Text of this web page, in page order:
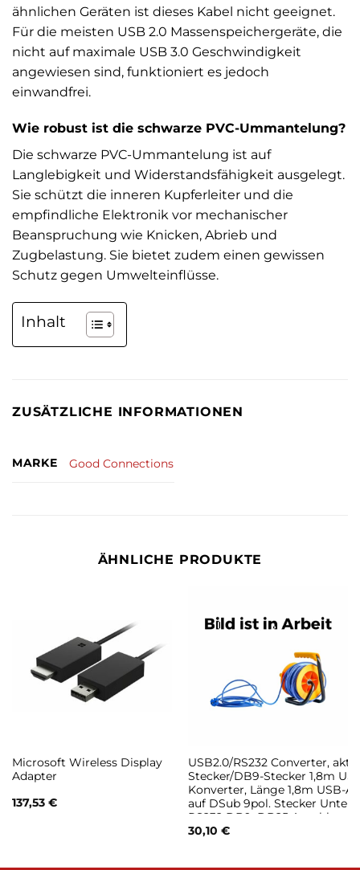
ähnlichen Geräten ist dieses Kabel nicht geeignet.
Für die meisten USB 2.0 Massenspeichergeräte, die
nicht auf maximale USB 3.0 Geschwindigkeit
angewiesen sind, funktioniert es jedoch
einwandfrei.
Wie robust ist die schwarze PVC-Ummantelung?
Die schwarze PVC-Ummantelung ist auf
Langlebigkeit und Widerstandsfähigkeit ausgelegt.
Sie schützt die inneren Kupferleiter und die
empfindliche Elektronik vor mechanischer
Beanspruchung wie Knicken, Abrieb und
Zugbelastung. Sie bietet zudem einen gewissen
Schutz gegen Umwelteinflüsse.
Inhalt
ZUSÄTZLICHE INFORMATIONEN
MARKE Good Connections
ÄHNLICHE PRODUKTE
Microsoft Wireless Display
Adapter
137,53 €
USB2.0/RS232 Converter,
Stecker/DB9-Stecker 1,8m
Konverter, Länge 1,8m USB-A
auf DSub 9pol. Stecker
RS232 DB9, DB25 Anschluss
seriellen Geräten an USB
30,10 €